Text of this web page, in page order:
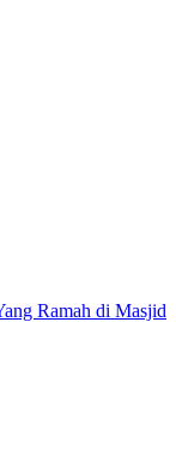
Ramah di Masjid